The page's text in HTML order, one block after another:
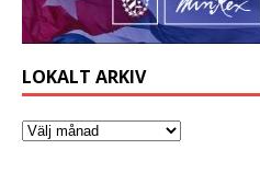
LOKALT ARKIV